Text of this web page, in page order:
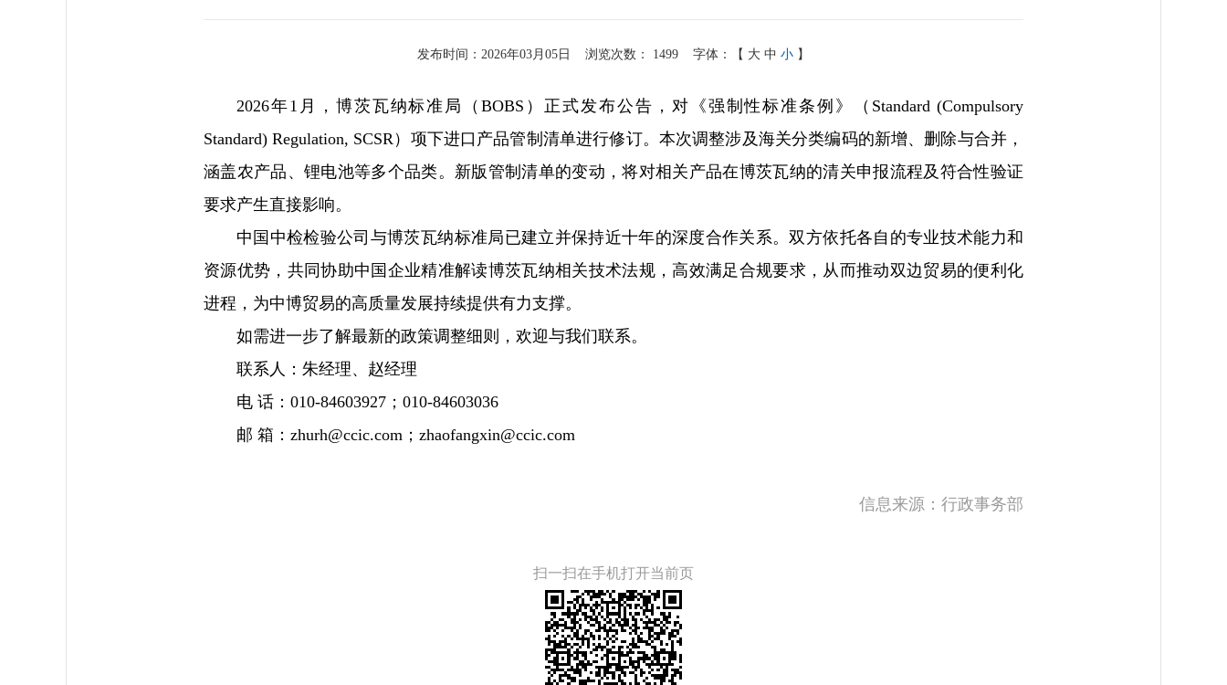
发布时间：2026年03月05日 浏览次数： 1499 字体：【 大 中 小 】
2026年1月，博茨瓦纳标准局（BOBS）正式发布公告，对《强制性标准条例》（Standard (Compulsory
Standard) Regulation, SCSR）项下进口产品管制清单进行修订。本次调整涉及海关分类编码的新增、删除与合并，
涵盖农产品、锂电池等多个品类。新版管制清单的变动，将对相关产品在博茨瓦纳的清关申报流程及符合性验证
要求产生直接影响。
中国中检检验公司与博茨瓦纳标准局已建立并保持近十年的深度合作关系。双方依托各自的专业技术能力和
资源优势，共同协助中国企业精准解读博茨瓦纳相关技术法规，高效满足合规要求，从而推动双边贸易的便利化
进程，为中博贸易的高质量发展持续提供有力支撑。
如需进一步了解最新的政策调整细则，欢迎与我们联系。
联系人：朱经理、赵经理
电 话：010-84603927；010-84603036
邮 箱：zhurh@ccic.com；zhaofangxin@ccic.com
信息来源：行政事务部
扫一扫在手机打开当前页